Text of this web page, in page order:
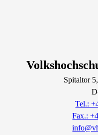
Spitaltor5
Tel.:
Fax.: